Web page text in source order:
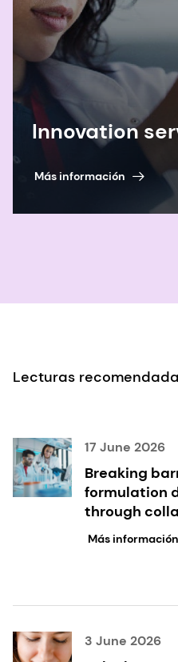
Innovation
Más información
Lecturas
17 June 2026
Breaking
formulation
through
Más información
3 June 2026